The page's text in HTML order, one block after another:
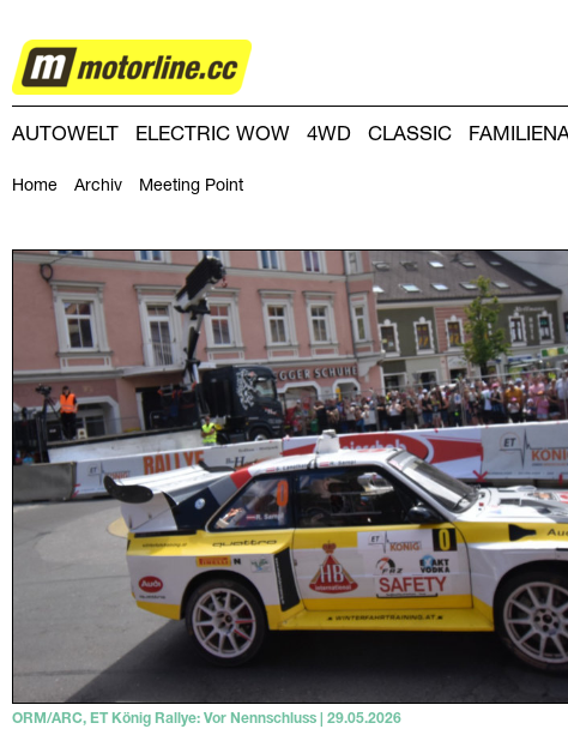
RALLYE
AUTOWELT ELECTRIC WOW 4WD CLASSIC
Home Archiv Meeting Point
ORM/ARC, ET König Rallye: Vor Nennschluss | 29.05.2026